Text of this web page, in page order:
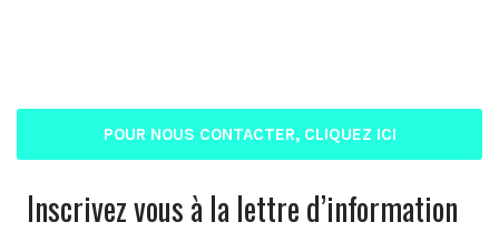
POUR NOUS CONTACTER, CLIQUEZ ICI
Inscrivez vous à la lettre d’information